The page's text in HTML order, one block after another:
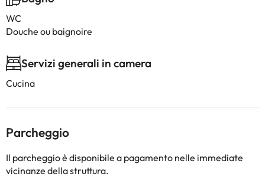
WC
Douche ou baignoire
Servizi generali in camera
Cucina
Parcheggio
Il parcheggio è disponibile a pagamento nelle immediate
vicinanze della struttura.